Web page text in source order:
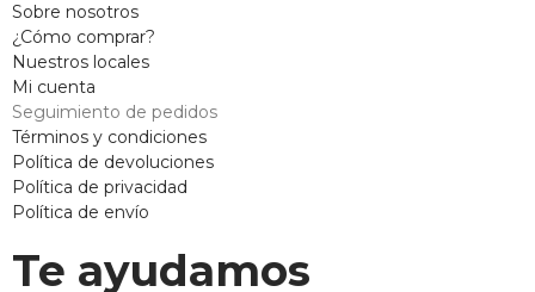
Sobre nosotros
¿Cómo comprar?
Nuestros locales
Mi cuenta
Seguimiento de pedidos
Términos y condiciones
Política de devoluciones
Política de privacidad
Política de envío
Te ayudamos